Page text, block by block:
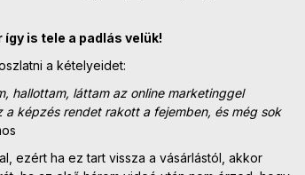
így is tele a padlás velük!
a kételyeidet:
hallottam, láttam az online marketinggel
képzés rendet rakott a fejemben, és még sok
ezért ha ez tart vissza a vásárlástól, akkor